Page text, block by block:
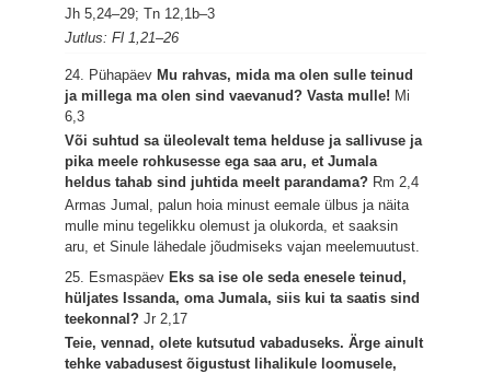
Jh 5,24–29; Tn 12,1b–3
Jutlus: Fl 1,21–26
24. Pühapäev Mu rahvas, mida ma olen sulle teinud
ja millega ma olen sind vaevanud? Vasta mulle! Mi
6,3
Või suhtud sa üleolevalt tema helduse ja sallivuse ja
pika meele rohkusesse ega saa aru, et Jumala
heldus tahab sind juhtida meelt parandama? Rm 2,4
Armas Jumal, palun hoia minust eemale ülbus ja näita
mulle minu tegelikku olemust ja olukorda, et saaksin
aru, et Sinule lähedale jõudmiseks vajan meelemuutust.
25. Esmaspäev Eks sa ise ole seda enesele teinud,
hüljates Issanda, oma Jumala, siis kui ta saatis sind
teekonnal?Jr 2,17
Teie, vennad, olete kutsutud vabaduseks. Ärge ainult
tehke vabadusest õigustust lihalikule loomusele,